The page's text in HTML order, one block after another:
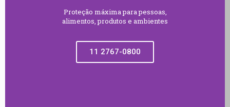
Proteção máxima para pessoas,
alimentos, produtos e ambientes
11 2767-0800